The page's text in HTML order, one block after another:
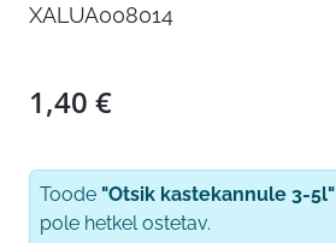
XALUA008014
1,40 €
Toode "Otsik kastekannule 3-5l"
pole hetkel ostetav.